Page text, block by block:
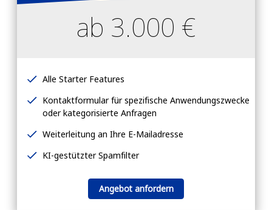
ab 3.000 €
Alle Starter Features
Kontaktformular für spezifische Anwendungszwecke
oder kategorisierte Anfragen
Weiterleitung an Ihre E-Mailadresse
KI-gestützter Spamfilter
Angebot anfordern